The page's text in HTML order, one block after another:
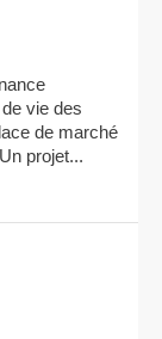
vie des
de marché
projet...